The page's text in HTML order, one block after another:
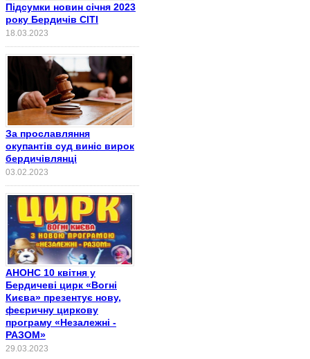
Підсумки новин січня 2023
року Бердичів СІТІ
18.03.2023
За прославляння
окупантів суд виніс вирок
бердичівлянці
03.02.2023
АНОНС 10 квітня у
Бердичеві цирк «Вогні
Києва» презентує нову,
феєричну циркову
програму «Незалежні -
РАЗОМ»
29.03.2023